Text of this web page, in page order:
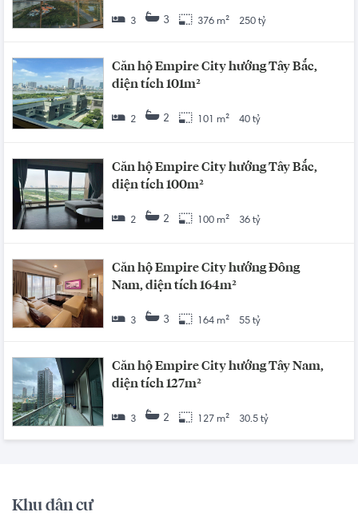
3 3 376 m² 250 tỷ
Căn hộ Empire City hướng Tây Bắc,
diện tích 101m²
2 2 101 m² 40 tỷ
Căn hộ Empire City hướng Tây Bắc,
diện tích 100m²
2 2 100 m² 36 tỷ
Căn hộ Empire City hướng Đông
Nam, diện tích 164m²
3 3 164 m² 55 tỷ
Căn hộ Empire City hướng Tây Nam,
diện tích 127m²
3 2 127 m² 30.5 tỷ
Khu dân cư